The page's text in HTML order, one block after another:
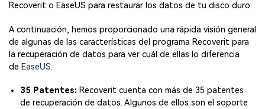
Recoverit o EaseUS para restaurar los datos de tu disco duro.
A continuación, hemos proporcionado una rápida visión general
de algunas de las características del programa Recoverit para
la recuperación de datos para ver cuál de ellas lo diferencia
de EaseUS.
35 Patentes: Recoverit cuenta con más de 35 patentes
de recuperación de datos. Algunos de ellos son el soporte